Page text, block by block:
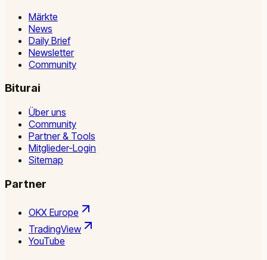
Märkte
News
Daily Brief
Newsletter
Community
Biturai
Über uns
Community
Partner & Tools
Mitglieder-Login
Sitemap
Partner
OKX Europe
TradingView
YouTube